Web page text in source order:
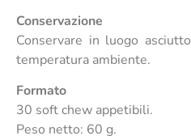
Conservazione
Conservare in luogo
temperatura ambiente.
Formato
30 soft chew appetibili.
Peso netto: 60 g.